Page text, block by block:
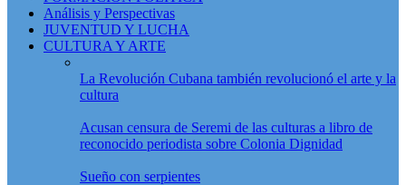
Análisis y Perspectivas
JUVENTUD Y LUCHA
CULTURA Y ARTE
La Revolución Cubana también revolucionó el arte y la
cultura
Acusan censura de Seremi de las culturas a libro de
reconocido periodista sobre Colonia Dignidad
Sueño con serpientes